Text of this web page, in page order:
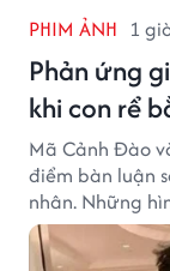
PHIM ẢNH 1
Phản ứng
khi con rể
Mã Cảnh Đào
điểm bàn luận
nhân. Những
Mã Cảnh Đào
xã hội.